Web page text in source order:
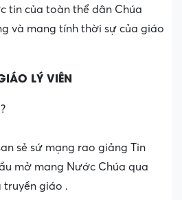
tin của toàn thể dân Chúa
và mang tính thời sự của giáo
LÝ VIÊN
sẻ sứ mạng rao giảng Tin
mở mang Nước Chúa qua
truyền giáo .